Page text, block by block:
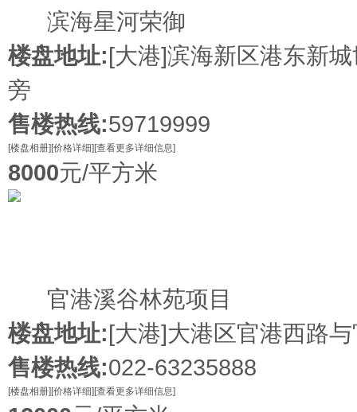
滨海星河荣御
楼盘地址:[大港]滨海新区港东新
旁
售楼热线:59719999
[楼盘相册] [价格详细] [查看更多详细信息]
8000元/平方米
官港溪谷林苑项目
楼盘地址:[大港]大港区官港西路
售楼热线:022-63235888
[楼盘相册] [价格详细] [查看更多详细信息]